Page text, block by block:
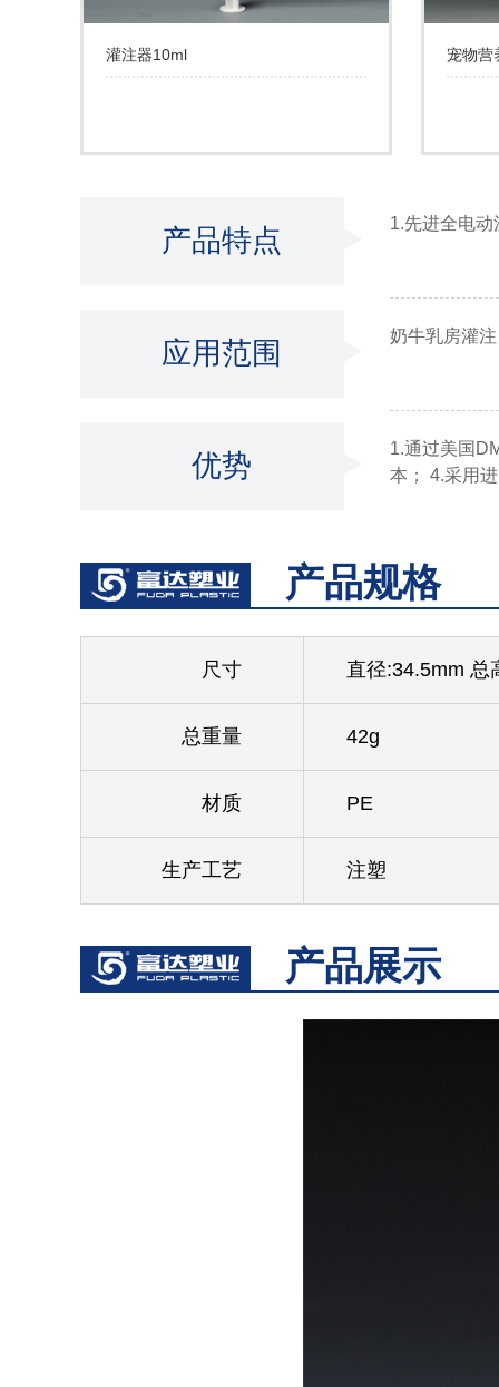
灌注器10ml 宠物营
产品特点
1.先进全电
应用范围
奶牛乳房灌
优势
1.通过美国
本； 4.采用
产品规格
尺寸 直径:34.5mm 总
总重量 42g
材质 PE
生产工艺 注塑
产品展示